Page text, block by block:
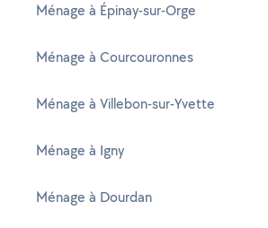
Ménage à Épinay-sur-Orge
Ménage à Courcouronnes
Ménage à Villebon-sur-Yvette
Ménage à Igny
Ménage à Dourdan